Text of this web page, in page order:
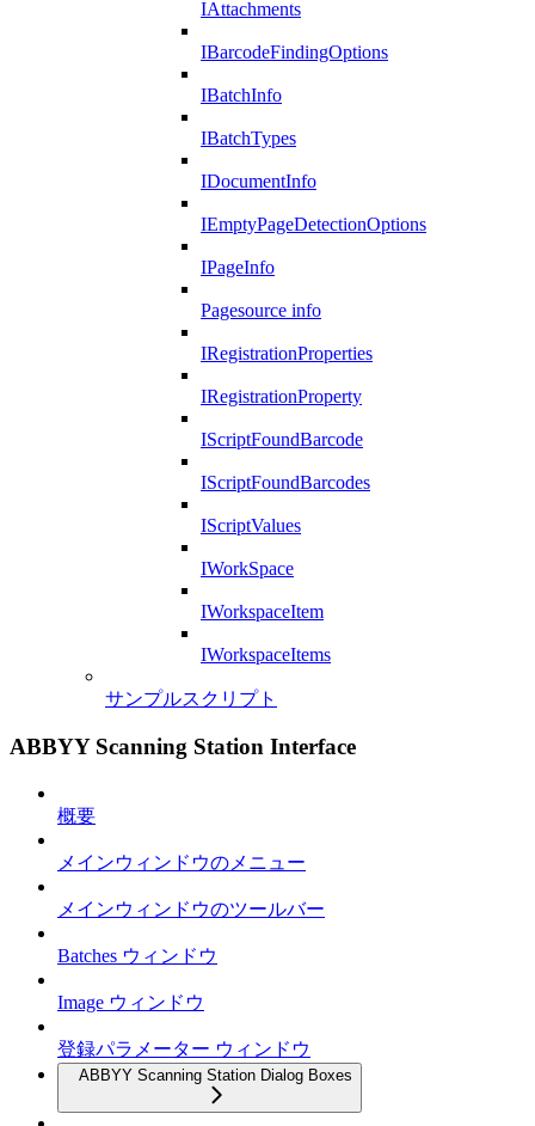
IAttachments
IBarcodeFindingOptions
IBatchInfo
IBatchTypes
IDocumentInfo
IEmptyPageDetectionOptions
IPageInfo
Pagesource info
IRegistrationProperties
IRegistrationProperty
IScriptFoundBarcode
IScriptFoundBarcodes
IScriptValues
IWorkSpace
IWorkspaceItem
IWorkspaceItems
サンプルスクリプト
ABBYY Scanning Station Interface
概要
メインウィンドウのメニュー
メインウィンドウのツールバー
Batches ウィンドウ
Image ウィンドウ
登録パラメーター ウィンドウ
ABBYY Scanning Station Dialog Boxes